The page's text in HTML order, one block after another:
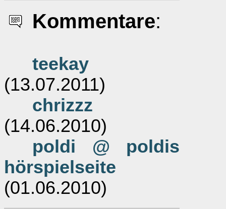
Kommentare:
teekay
(13.07.2011)
chrizzz
(14.06.2010)
poldi @ poldis
hörspielseite
(01.06.2010)